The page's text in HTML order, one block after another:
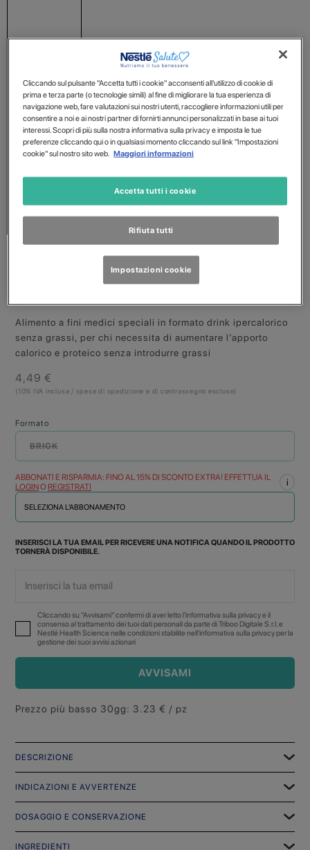
FRUTTA arancia
Alimento a fini medici speciali in formato drink ipercalorico
senza grassi, per chi necessita di aumentare l’apporto
calorico e proteico senza introdurre grassi
4,49 €
(10% IVA inclusa / spese di spedizione e di contrassegno escluse)
Formato
BRICK
ABBONATI E RISPARMIA: FINO AL 15% DI SCONTO EXTRA! EFFETTUA IL
LOGINO REGISTRATI i
SELEZIONA L'ABBONAMENTO
INSERISCI LA TUA EMAIL PER RICEVERE UNA NOTIFICA QUANDO IL PRODOTTO
TORNERÀ DISPONIBILE.
Cliccando su "Avvisami" confermi di aver letto l'informativa sulla privacy e il
consenso al trattamento dei tuoi dati personali da parte di Triboo Digitale S.r.l. e
Nestlé Health Science nelle condizioni stabilite nell'informativa sulla privacy per la
gestione dei suoi avvisi azionari
AVVISAMI
Prezzo più basso 30gg: 3.23 € / pz
DESCRIZIONE
INDICAZIONI E AVVERTENZE
DOSAGGIO E CONSERVAZIONE
INGREDIENTI
Cliccando sul pulsante "Accetta tutti i cookie" acconsenti all'utilizzo di cookie di
prima e terza parte (o tecnologie simili) al fine di migliorare la tua esperienza di
navigazione web, fare valutazioni sui nostri utenti, raccogliere informazioni utili per
consentire a noi e ai nostri partner di fornirti annunci personalizzati in base ai tuoi
interessi. Scopri di più sulla nostra informativa sulla privacy e imposta le tue
preferenze cliccando qui o in qualsiasi momento cliccando sul link "Impostazioni
cookie" sul nostro sito web. Maggiori informazioni
Rifiuta tutti
Accetta tutti i cookie
Impostazioni cookie